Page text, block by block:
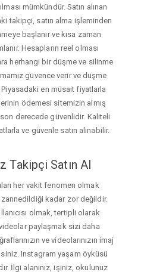
mümkündür. Satın alınan
takipçi, satın alma işleminden
başlanır ve kısa zaman
Hesapların reel olması
herhangi bir düşme ve silinme
güvence verir ve düşme
en müsait fiyatlarla
ödemesi sitemizin almış
derecede güvenlidir. Kaliteli
ve güvenle satın alınabilir.
Takipçi Satın Al
her vakit fenomen olmak
kadar zor değildir.
olmak, tertipli olarak
paylaşmak sizi daha
ve videolarınızın imaj
Instagram yaşam öyküsü
İlgi alanınız, işiniz, okulunuz